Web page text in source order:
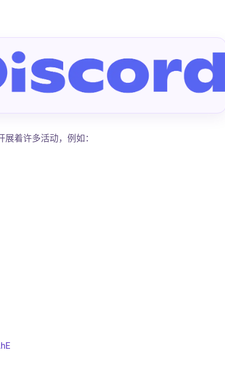
着许多活动，例如：